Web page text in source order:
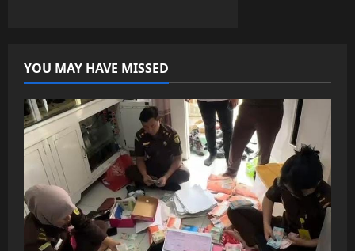
YOU MAY HAVE MISSED